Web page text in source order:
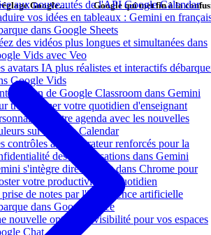
aux nouveautés de l'API Google Calendar
vos idées en tableaux : Gemini en
dans Google Sheets
des vidéos plus longues et simultanées dans
Vids avec Veo
avatars IA plus réalistes et interactifs
Google Vids
de Google Classroom dans Gemini
transformer votre quotidien d'enseignant
votre agenda avec les nouvelles
sur Google Calendar
contrôles administrateur renforcés pour la
des conversations dans Gemini
s'intègre directement dans Chrome pour
votre productivité au quotidien
de notes par l'intelligence artificielle
dans Google Voice
nouvelle option de visibilité pour vos espaces
Chat
Google
Google qui met fin à la
vos invités